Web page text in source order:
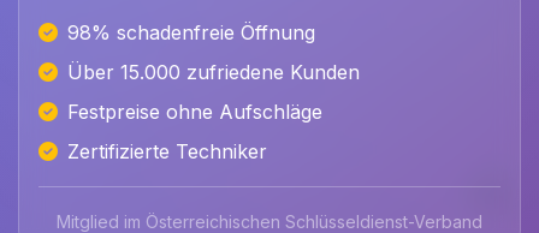
98% schadenfreie Öffnung
Über 15.000 zufriedene Kunden
Festpreise ohne Aufschläge
Zertifizierte Techniker
Mitglied im Österreichischen Schlüsseldienst-Verband